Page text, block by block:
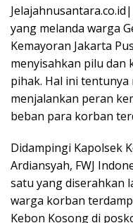
yang melanda warga
Kemayoran Jakarta
menyisahkan pilu dan
pihak. Hal ini
menjalankan peran
beban para korban
Didampingi Kapolsek
Ardiansyah, FWJ
satu yang diserahkan
warga korban
Kebon Kosong di